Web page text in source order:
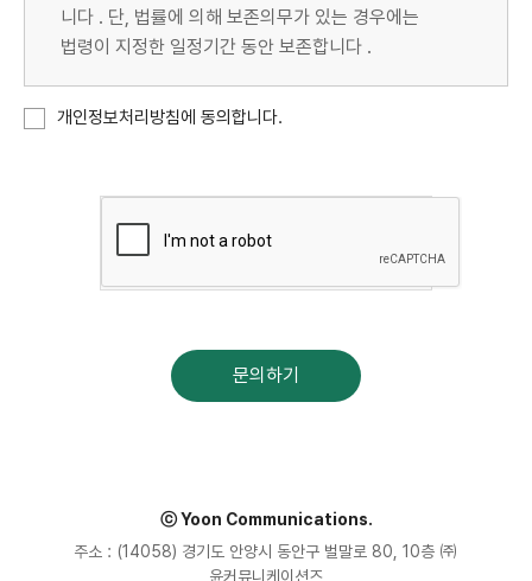
니다 . 단, 법률에 의해 보존의무가 있는 경우에는
법령이 지정한 일정기간 동안 보존합니다 .
개인정보처리방침에 동의합니다.
문의하기
ⓒ Yoon Communications.
주소 : (14058) 경기도 안양시 동안구 벌말로 80, 10층 ㈜
윤커뮤니케이션즈